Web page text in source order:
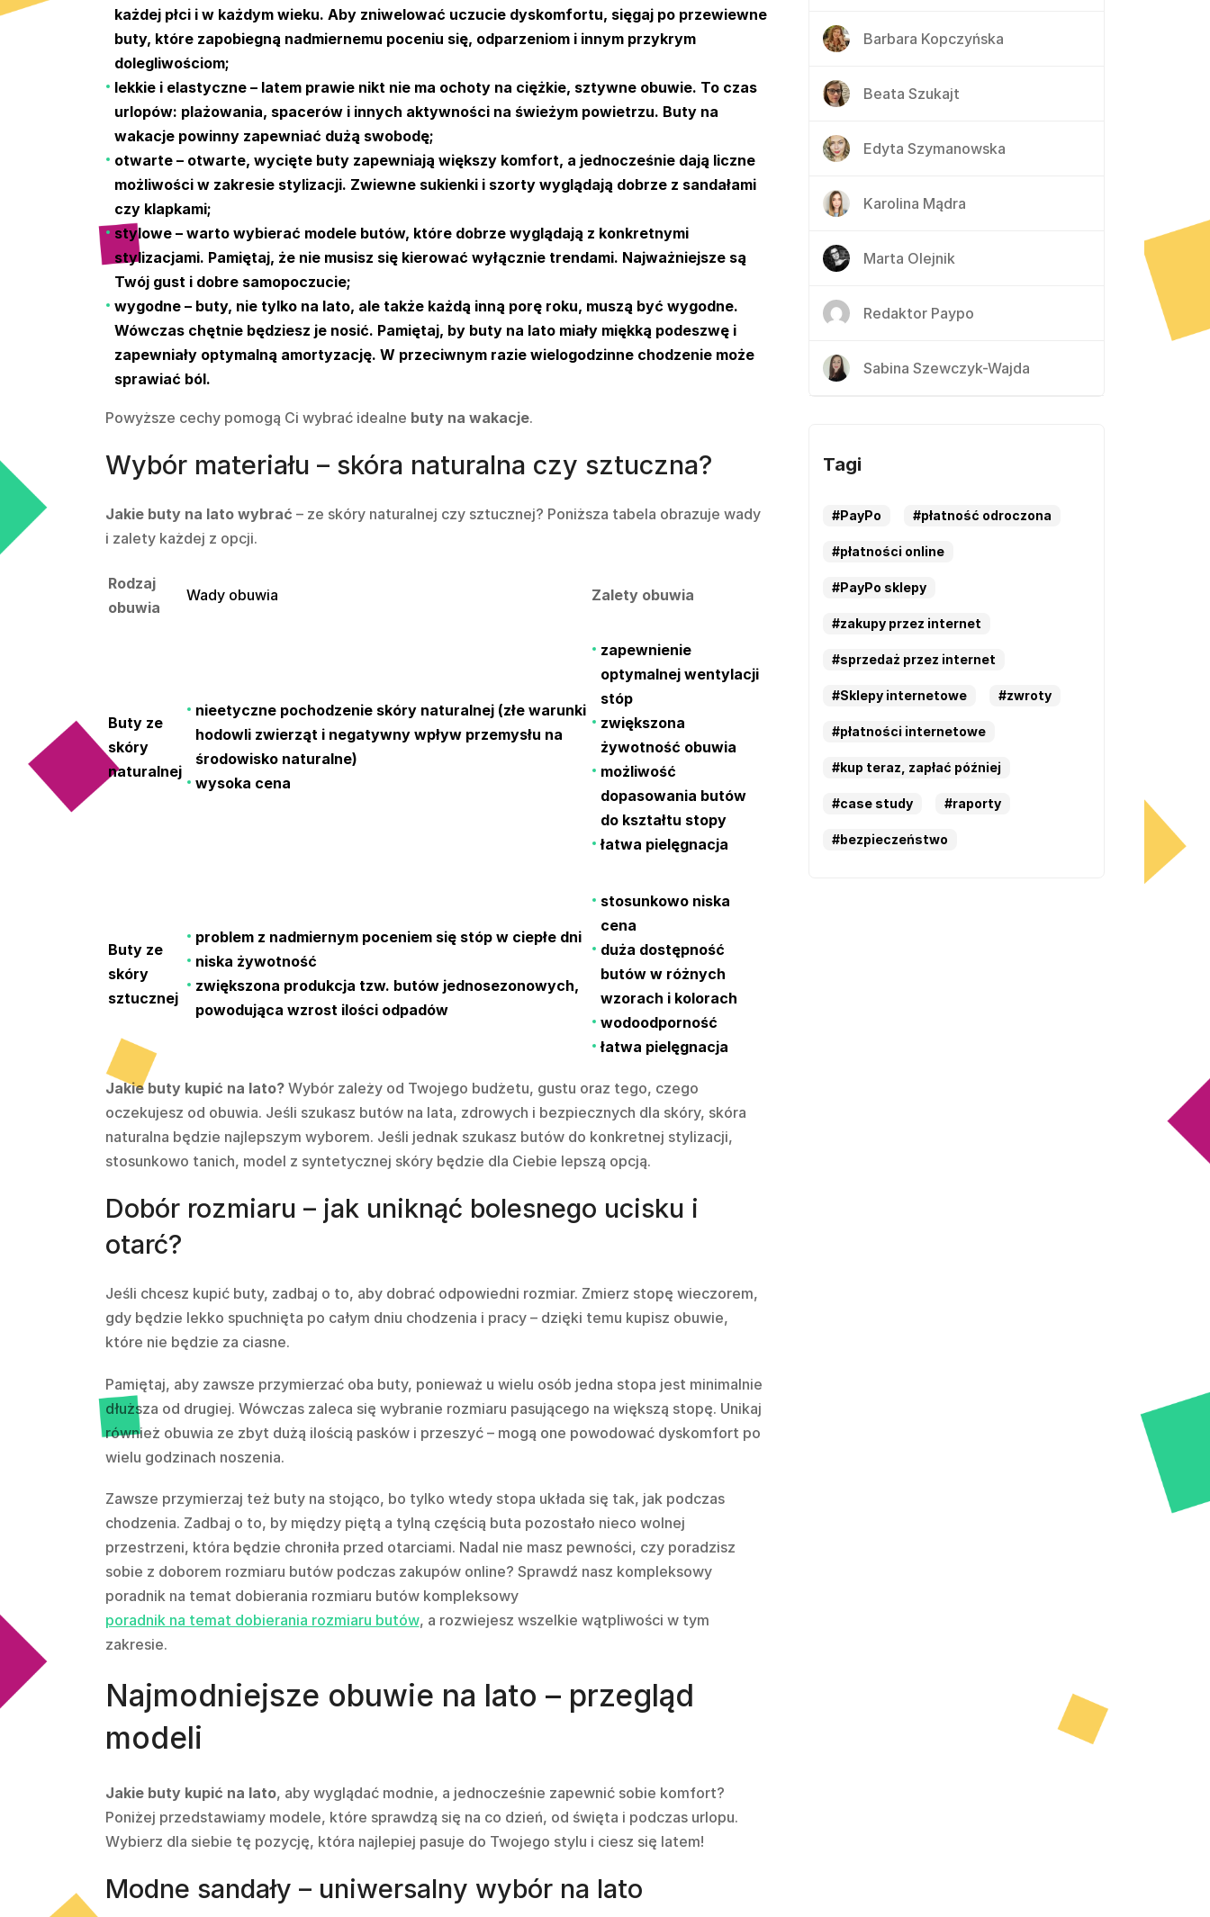
każdej płci i w każdym wieku. Aby zniwelować uczucie dyskomfortu, sięgaj po przewiewne
buty, które zapobiegną nadmiernemu poceniu się, odparzeniom i innym przykrym
dolegliwościom;
lekkie i elastyczne – latem prawie nikt nie ma ochoty na ciężkie, sztywne obuwie. To czas
urlopów: plażowania, spacerów i innych aktywności na świeżym powietrzu. Buty na
wakacje powinny zapewniać dużą swobodę;
otwarte – otwarte, wycięte buty zapewniają większy komfort, a jednocześnie dają liczne
możliwości w zakresie stylizacji. Zwiewne sukienki i szorty wyglądają dobrze z sandałami
czy klapkami;
stylowe – warto wybierać modele butów, które dobrze wyglądają z konkretnymi
stylizacjami. Pamiętaj, że nie musisz się kierować wyłącznie trendami. Najważniejsze są
Twój gust i dobre samopoczucie;
wygodne – buty, nie tylko na lato, ale także każdą inną porę roku, muszą być wygodne.
Wówczas chętnie będziesz je nosić. Pamiętaj, by buty na lato miały miękką podeszwę i
zapewniały optymalną amortyzację. W przeciwnym razie wielogodzinne chodzenie może
sprawiać ból.
Powyższe cechy pomogą Ci wybrać idealne buty na wakacje.
Wybór materiału – skóra naturalna czy sztuczna?
Jakie buty na lato wybrać – ze skóry naturalnej czy sztucznej? Poniższa tabela obrazuje wady
i zalety każdej z opcji.
Rodzaj
obuwia
Wady obuwia Zalety obuwia
Buty ze
skóry
naturalnej
nieetyczne pochodzenie skóry naturalnej (złe warunki
hodowli zwierząt i negatywny wpływ przemysłu na
środowisko naturalne)
wysoka cena
zapewnienie
optymalnej wentylacji
stóp
zwiększona
żywotność obuwia
możliwość
dopasowania butów
do kształtu stopy
łatwa pielęgnacja
Buty ze
skóry
sztucznej
problem z nadmiernym poceniem się stóp w ciepłe dni
niska żywotność
zwiększona produkcja tzw. butów jednosezonowych,
powodująca wzrost ilości odpadów
stosunkowo niska
cena
duża dostępność
butów w różnych
wzorach i kolorach
wodoodporność
łatwa pielęgnacja
Jakie buty kupić na lato?Wybór zależy od Twojego budżetu, gustu oraz tego, czego
oczekujesz od obuwia. Jeśli szukasz butów na lata, zdrowych i bezpiecznych dla skóry, skóra
naturalna będzie najlepszym wyborem. Jeśli jednak szukasz butów do konkretnej stylizacji,
stosunkowo tanich, model z syntetycznej skóry będzie dla Ciebie lepszą opcją.
Dobór rozmiaru – jak uniknąć bolesnego ucisku i
otarć?
Jeśli chcesz kupić buty, zadbaj o to, aby dobrać odpowiedni rozmiar. Zmierz stopę wieczorem,
gdy będzie lekko spuchnięta po całym dniu chodzenia i pracy – dzięki temu kupisz obuwie,
które nie będzie za ciasne.
Pamiętaj, aby zawsze przymierzać oba buty, ponieważ u wielu osób jedna stopa jest minimalnie
dłuższa od drugiej. Wówczas zaleca się wybranie rozmiaru pasującego na większą stopę. Unikaj
również obuwia ze zbyt dużą ilością pasków i przeszyć – mogą one powodować dyskomfort po
wielu godzinach noszenia.
Zawsze przymierzaj też buty na stojąco, bo tylko wtedy stopa układa się tak, jak podczas
chodzenia. Zadbaj o to, by między piętą a tylną częścią buta pozostało nieco wolnej
przestrzeni, która będzie chroniła przed otarciami. Nadal nie masz pewności, czy poradzisz
sobie z doborem rozmiaru butów podczas zakupów online? Sprawdź nasz kompleksowy
poradnik na temat dobierania rozmiaru butów kompleksowy
poradnik na temat dobierania rozmiaru butów, a rozwiejesz wszelkie wątpliwości w tym
zakresie.
Najmodniejsze obuwie na lato – przegląd
modeli
Jakie buty kupić na lato, aby wyglądać modnie, a jednocześnie zapewnić sobie komfort?
Poniżej przedstawiamy modele, które sprawdzą się na co dzień, od święta i podczas urlopu.
Wybierz dla siebie tę pozycję, która najlepiej pasuje do Twojego stylu i ciesz się latem!
Modne sandały – uniwersalny wybór na lato
Barbara Kopczyńska
Beata Szukajt
Edyta Szymanowska
Karolina Mądra
Marta Olejnik
Redaktor Paypo
Sabina Szewczyk-Wajda
Tagi
#PayPo #płatność odroczona
#płatności online
#PayPo sklepy
#zakupy przez internet
#sprzedaż przez internet
#Sklepy internetowe #zwroty
#płatności internetowe
#kup teraz, zapłać później
#case study #raporty
#bezpieczeństwo